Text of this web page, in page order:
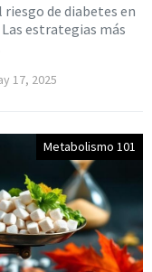
de diabetes en
estrategias más
17, 2025
Metabolismo 101